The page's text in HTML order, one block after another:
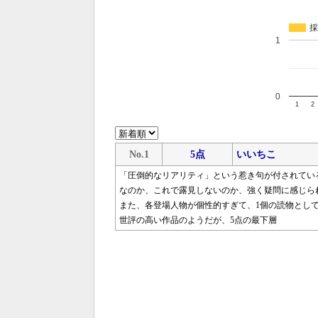
1 2
0
1
No.1 5点 いいちこ
「圧倒的なリアリティ」という惹き句が付されて
なのか、これで露見しないのか、強く疑問に感じら
また、各登場人物が個性的すぎて、1個の読物とし
世評の高い作品のようだが、5点の最下層